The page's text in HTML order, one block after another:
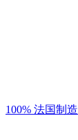
100% 法国制造